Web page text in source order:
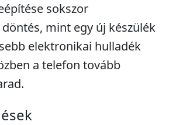
sokszor
mint egy új készülék
elektronikai hulladék
a telefon tovább